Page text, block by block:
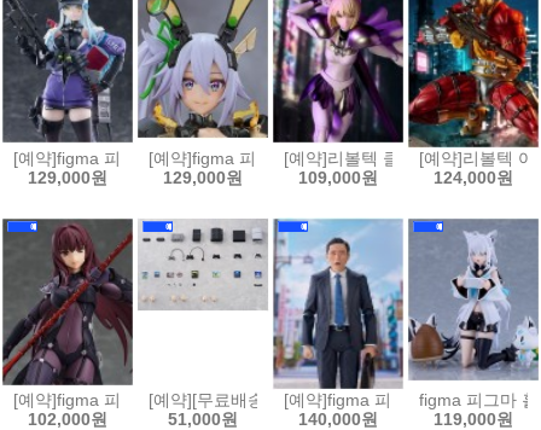
[예약]figma 피그마 소녀전선2 망명 - 클루카이[4545784070420]
129,000원
[예약]figma 피그마 바니 슈트 플래닝 - 실버 배럴
129,000원
[예약]리볼텍 클레이모어 - 클레
109,000원
[예약]리볼텍
124,000원
[예약]figma 피그마 Fate/Grand Order 랜서/스카사하
102,000원
[예약][무료배송]figma 피그마 플러스 플레이스테이
51,000원
[예약]figma 피그마 고독한 미식
140,000원
figma 피그마
119,000원